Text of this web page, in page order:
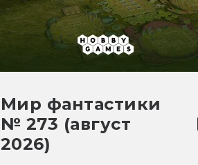
Мир фантастики
№ 273 (август
2026)